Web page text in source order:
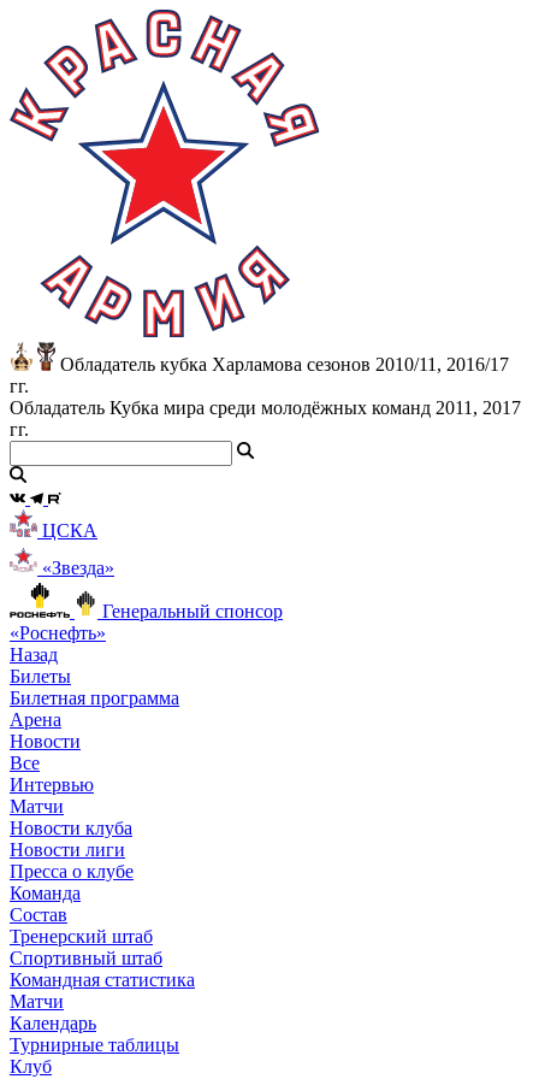
Обладатель кубка Харламова сезонов 2010/11, 2016/17
гг.
Обладатель Кубка мира среди молодёжных команд 2011, 2017
гг.
ЦСКА
«Звезда»
Генеральный спонсор
«Роснефть»
Назад
Билеты
Билетная программа
Арена
Новости
Все
Интервью
Матчи
Новости клуба
Новости лиги
Пресса о клубе
Команда
Состав
Тренерский штаб
Спортивный штаб
Командная статистика
Матчи
Календарь
Турнирные таблицы
Клуб